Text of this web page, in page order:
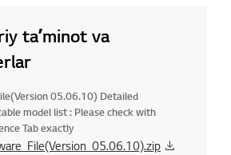
taʼminot va
05.06.10) Detailed
model list : Please check with
Tab exactly